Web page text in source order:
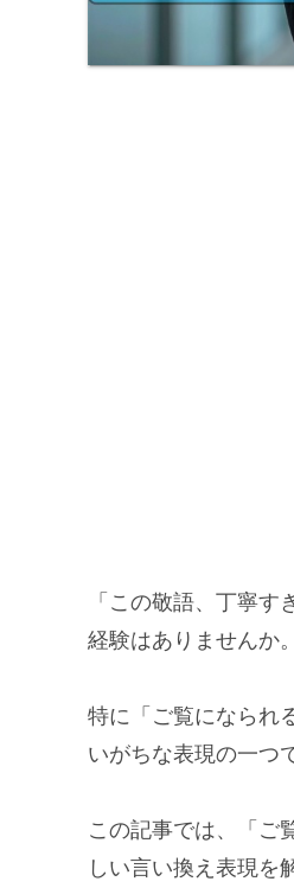
「この敬語、丁寧
経験はありませんか。
特に「ご覧になられ
いがちな表現の一つ
この記事では、「ご
しい言い換え表現を